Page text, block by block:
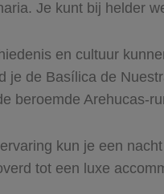
Je kunt bij helder
en cultuur
je de Basílica de
beroemde Arehucas-
kun je een
tot een luxe